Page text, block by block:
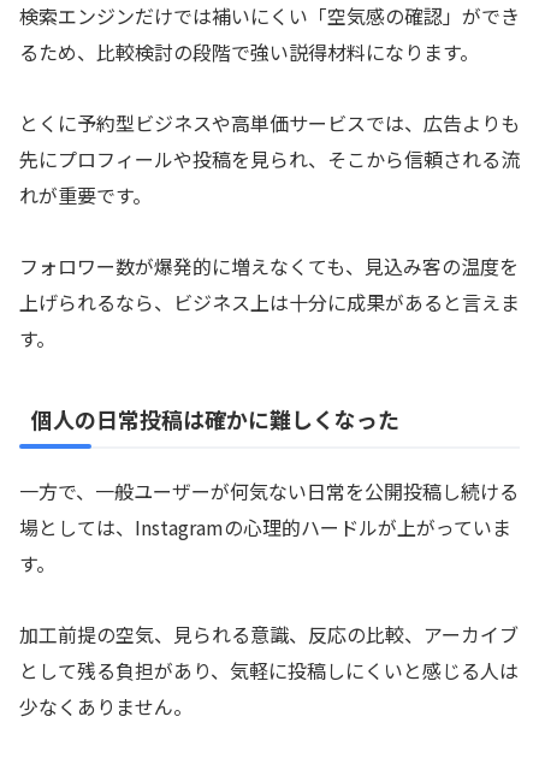
検索エンジンだけでは補いにくい「空気感の確認」ができ
るため、比較検討の段階で強い説得材料になります。
とくに予約型ビジネスや高単価サービスでは、広告よりも
先にプロフィールや投稿を見られ、そこから信頼される流
れが重要です。
フォロワー数が爆発的に増えなくても、見込み客の温度を
上げられるなら、ビジネス上は十分に成果があると言えま
す。
個人の日常投稿は確かに難しくなった
一方で、一般ユーザーが何気ない日常を公開投稿し続ける
場としては、Instagramの心理的ハードルが上がっていま
す。
加工前提の空気、見られる意識、反応の比較、アーカイブ
として残る負担があり、気軽に投稿しにくいと感じる人は
少なくありません。